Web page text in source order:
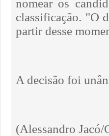
nomear os
classificação. "O
partir desse
A decisão foi
(Alessandro Jacó/